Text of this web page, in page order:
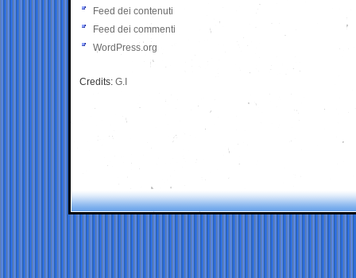
Feed dei contenuti
Feed dei commenti
WordPress.org
Credits: G.I